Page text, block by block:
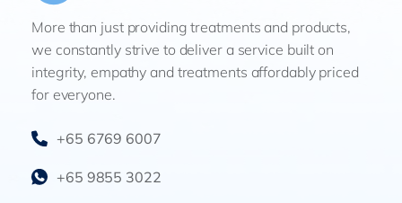
More than just providing treatments and products,
we constantly strive to deliver a service built on
integrity, empathy and treatments affordably priced
for everyone.
+65 6769 6007
+65 9855 3022